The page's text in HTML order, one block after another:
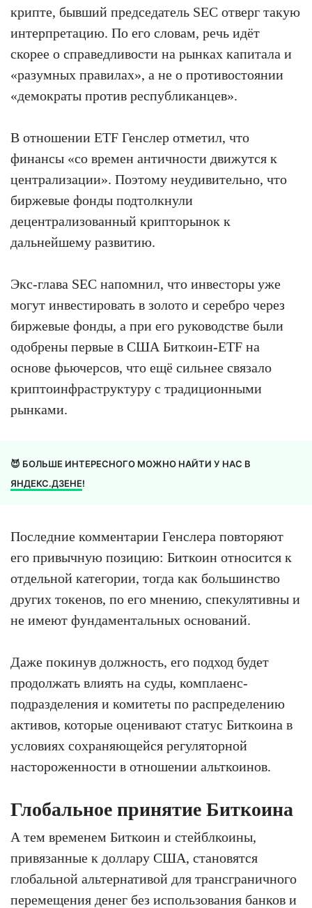
крипте, бывший председатель SEC отверг такую
интерпретацию. По его словам, речь идёт
скорее о справедливости на рынках капитала и
«разумных правилах», а не о противостоянии
«демократы против республиканцев».
В отношении ETF Генслер отметил, что
финансы «со времен античности движутся к
централизации». Поэтому неудивительно, что
биржевые фонды подтолкнули
децентрализованный крипторынок к
дальнейшему развитию.
Экс-глава SEC напомнил, что инвесторы уже
могут инвестировать в золото и серебро через
биржевые фонды, а при его руководстве были
одобрены первые в США Биткоин-ETF на
основе фьючерсов, что ещё сильнее связало
криптоинфраструктуру с традиционными
рынками.
😈 БОЛЬШЕ ИНТЕРЕСНОГО МОЖНО НАЙТИ У НАС В
ЯНДЕКС.ДЗЕНЕ!
Последние комментарии Генслера повторяют
его привычную позицию: Биткоин относится к
отдельной категории, тогда как большинство
других токенов, по его мнению, спекулятивны и
не имеют фундаментальных оснований.
Даже покинув должность, его подход будет
продолжать влиять на суды, комплаенс-
подразделения и комитеты по распределению
активов, которые оценивают статус Биткоина в
условиях сохраняющейся регуляторной
настороженности в отношении альткоинов.
Глобальное принятие Биткоина
А тем временем Биткоин и стейблкоины,
привязанные к доллару США, становятся
глобальной альтернативой для трансграничного
перемещения денег без использования банков и